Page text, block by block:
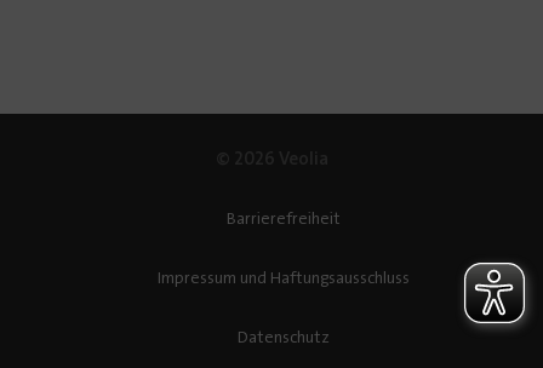
Barrierefreiheit
Impressum und Haftungsausschluss
Datenschutz